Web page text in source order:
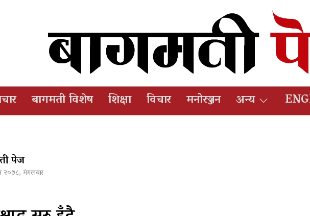
बागमती विशेष शिक्षा विचार मनोरञ्जन अन्य
पेज
२०७८, मंगलबार